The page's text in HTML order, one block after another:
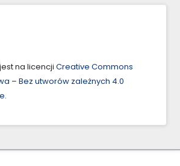
na licencji Creative Commons
– Bez utworów zależnych 4.0
.